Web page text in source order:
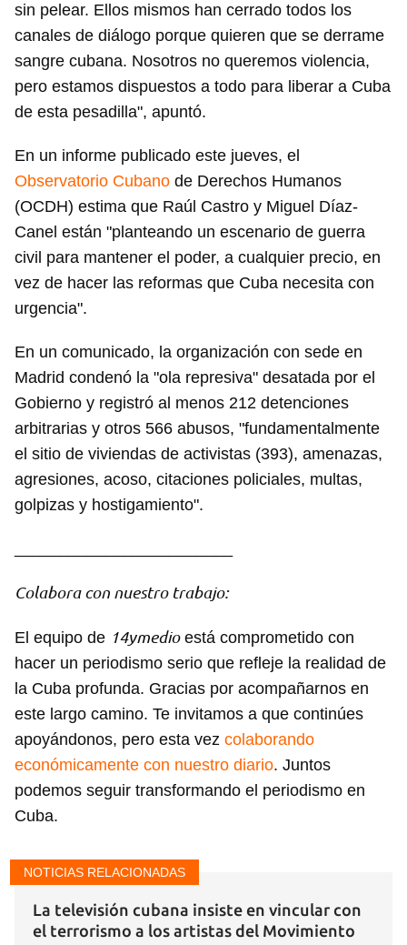
INICIAR SESIÓN CANCELAR
sin pelear. Ellos mismos han cerrado todos los
canales de diálogo porque quieren que se derrame
sangre cubana. Nosotros no queremos violencia,
pero estamos dispuestos a todo para liberar a Cuba
de esta pesadilla", apuntó.
En un informe publicado este jueves, el
Observatorio Cubano de Derechos Humanos
(OCDH) estima que Raúl Castro y Miguel Díaz-
Canel están "planteando un escenario de guerra
civil para mantener el poder, a cualquier precio, en
vez de hacer las reformas que Cuba necesita con
urgencia".
En un comunicado, la organización con sede en
Madrid condenó la "ola represiva" desatada por el
Gobierno y registró al menos 212 detenciones
arbitrarias y otros 566 abusos, "fundamentalmente
el sitio de viviendas de activistas (393), amenazas,
agresiones, acoso, citaciones policiales, multas,
golpizas y hostigamiento".
Colabora con nuestro trabajo:
El equipo de 14ymedioestá comprometido con
hacer un periodismo serio que refleje la realidad de
la Cuba profunda. Gracias por acompañarnos en
este largo camino. Te invitamos a que continúes
apoyándonos, pero esta vez colaborando
económicamente con nuestro diario. Juntos
podemos seguir transformando el periodismo en
Cuba.
NOTICIAS RELACIONADAS
La televisión cubana insiste en vincular con
el terrorismo a los artistas del Movimiento